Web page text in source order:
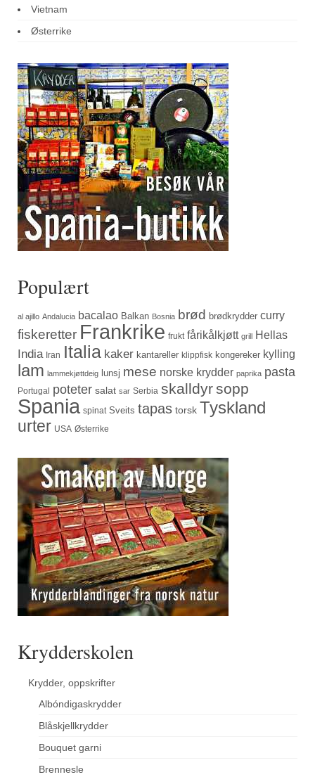
Vietnam
Østerrike
Populært
al ajillo Andalucia bacalao Balkan Bosnia brød brødkrydder curry
fiskeretter Frankrike frukt fårikålkjøtt grill Hellas
India Iran Italia kaker kantareller klippfisk kongereker kylling
lam lammekjøttdeig lunsj mese norske krydder paprika pasta
Portugal poteter salat sar Serbia skalldyrsopp
Spania spinat Sveits tapas torsk Tyskland
urter USA Østerrike
Krydderskolen
Krydder, oppskrifter
Albóndigaskrydder
Blåskjellkrydder
Bouquet garni
Brennesle